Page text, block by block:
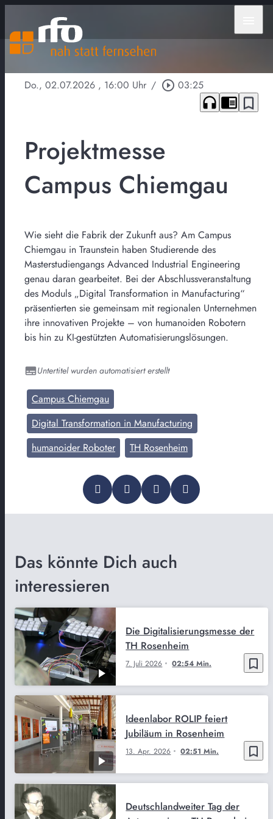
Do., 02.07.2026 , 16:00 Uhr / play_circle_outline 03:25
headphones chrome_reader_mode bookmark_border
Projektmesse
Campus Chiemgau
Wie sieht die Fabrik der Zukunft aus? Am Campus
Chiemgau in Traunstein haben Studierende des
Masterstudiengangs Advanced Industrial Engineering
genau daran gearbeitet. Bei der Abschlussveranstaltung
des Moduls „Digital Transformation in Manufacturing“
präsentierten sie gemeinsam mit regionalen Unternehmen
ihre innovativen Projekte – von humanoiden Robotern
bis hin zu KI-gestützten Automatisierungslösungen.
Untertitel wurden automatisiert erstellt
Campus Chiemgau
Digital Transformation in Manufacturing
humanoider Roboter
TH Rosenheim
Das könnte Dich auch
interessieren
bookmark_border
7. Juli 2026 02:54 Min.
Die Digitalisierungsmesse der
TH Rosenheim
bookmark_border
13. Apr. 2026 02:51 Min.
Ideenlabor ROLIP feiert
Jubiläum in Rosenheim
Deutschlandweiter Tag der